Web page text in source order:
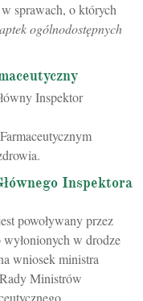
sprawach, o których
ogólnodostępnych
Inspektor
Inspektora
powoływany przez
w drodze
wniosek ministra
Ministrów